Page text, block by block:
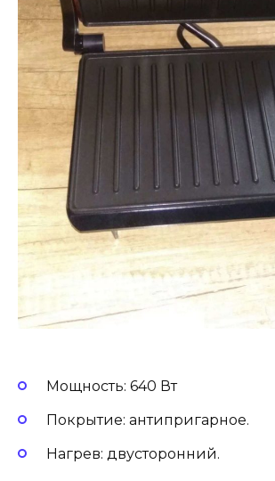
Мощность: 640 Вт
Покрытие: антипригарное.
Нагрев: двусторонний.